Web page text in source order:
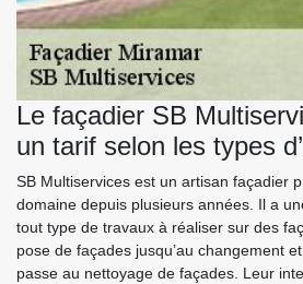
Le façadier SB
un tarif selon les types
SB Multiservices est un artisan façadier
domaine depuis plusieurs années. Il a
tout type de travaux à réaliser sur des
pose de façades jusqu’au changement
passe au nettoyage de façades. Leur